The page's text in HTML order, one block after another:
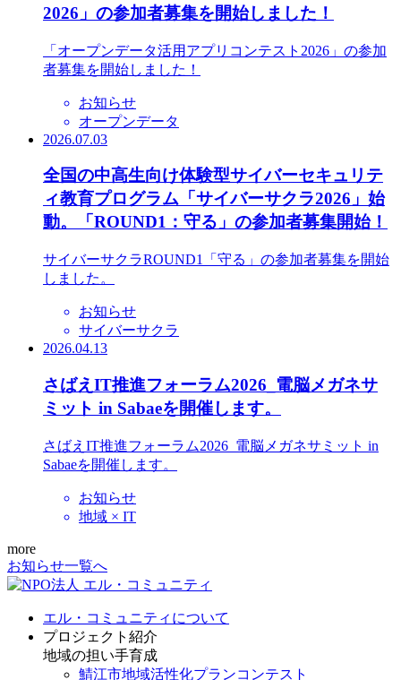
2026」の参加者募集を開始しました！
「オープンデータ活用アプリコンテスト2026」の参加
者募集を開始しました！
お知らせ
オープンデータ
2026.07.03
全国の中高生向け体験型サイバーセキュリテ
ィ教育プログラム「サイバーサクラ2026」始
動。「ROUND1：守る」の参加者募集開始！
サイバーサクラROUND1「守る」の参加者募集を開始
しました。
お知らせ
サイバーサクラ
2026.04.13
さばえIT推進フォーラム2026_電脳メガネサ
ミット in Sabaeを開催します。
さばえIT推進フォーラム2026_電脳メガネサミット in
Sabaeを開催します。
お知らせ
地域 × IT
more
お知らせ一覧へ
エル・コミュニティについて
プロジェクト紹介
地域の担い手育成
鯖江市地域活性化プランコンテスト